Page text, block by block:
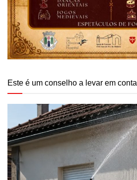
Este é um conselho a levar em conta